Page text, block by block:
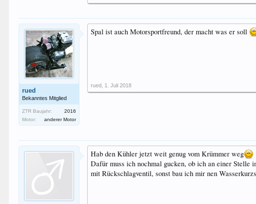
rued
Bekanntes Mitglied
ZTR Baujahr:
2016
Motor:
anderer Motor
Spal ist auch Motorsportfreund, der macht was er soll
rued 1. Juli 2018
Hab den Kühler jetzt weit genug vom Krümmer weg
Dafür muss ich nochmal gucken, ob ich an einer Stelle
mit Rückschlagventil, sonst bau ich mir nen